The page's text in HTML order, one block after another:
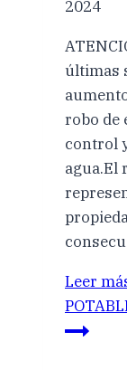
2024
últimas
robo de
control
agua.El
Leer